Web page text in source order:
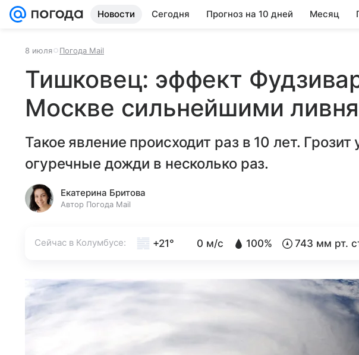
Новости Сегодня Прогноз на 10 дней Месяц
8 июля Погода Mail
Тишковец: эффект
Москве сильнейшими
Такое явление происходит раз в 10 лет. Грозит
огуречные дожди в несколько раз.
Екатерина Бритова
Автор Погода Mail
Сейчас в Колумбусе: +21° 0 м/с 100% 743 мм рт.